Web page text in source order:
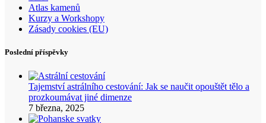
Atlas kamenů
Kurzy a Workshopy
Zásady cookies (EU)
Poslední příspěvky
Tajemství astrálního cestování: Jak se naučit opouštět tělo a
prozkoumávat jiné dimenze
7 března, 2025